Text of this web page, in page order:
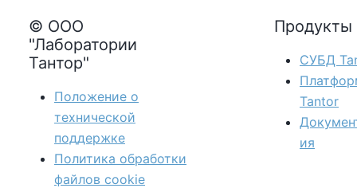
© ООО
"Лаборатории
Тантор"
Положение о
технической
поддержке
Политика обработки
файлов сookie
Продукты
СУБД
Tantor
ия